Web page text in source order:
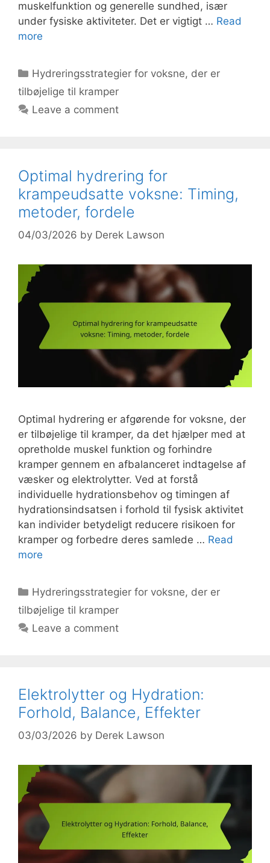
muskelfunktion og generelle sundhed, især
under fysiske aktiviteter. Det er vigtigt … Read
more
Categories
Hydreringsstrategier for voksne, der er
tilbøjelige til kramper
Leave a comment
Optimal hydrering for
krampeudsatte voksne: Timing,
metoder, fordele
04/03/2026 by Derek Lawson
Optimal hydrering er afgørende for voksne, der
er tilbøjelige til kramper, da det hjælper med at
opretholde muskel funktion og forhindre
kramper gennem en afbalanceret indtagelse af
væsker og elektrolytter. Ved at forstå
individuelle hydrationsbehov og timingen af
hydrationsindsatsen i forhold til fysisk aktivitet
kan individer betydeligt reducere risikoen for
kramper og forbedre deres samlede … Read
more
Categories
Hydreringsstrategier for voksne, der er
tilbøjelige til kramper
Leave a comment
Elektrolytter og Hydration:
Forhold, Balance, Effekter
03/03/2026 by Derek Lawson